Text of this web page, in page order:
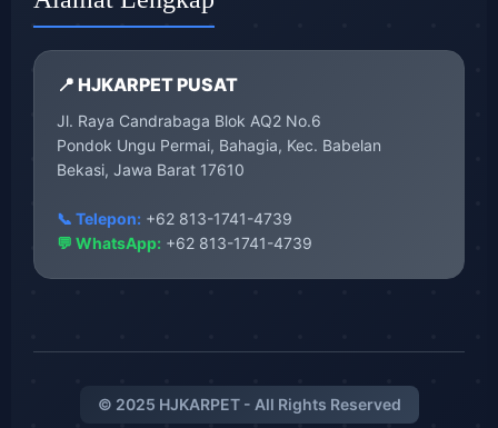
📍 HJKARPET PUSAT
Jl. Raya Candrabaga Blok AQ2 No.6
Pondok Ungu Permai, Bahagia, Kec. Babelan
Bekasi, Jawa Barat 17610
📞 Telepon: +62 813-1741-4739
💬 WhatsApp: +62 813-1741-4739
© 2025 HJKARPET - All Rights Reserved